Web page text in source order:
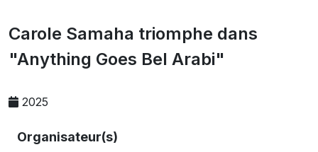
Carole Samaha triomphe dans
"Anything Goes Bel Arabi"
2025
Organisateur(s)